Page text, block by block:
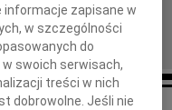
informacje zapisane w
w szczególności
do
swoich serwisach,
treści w nich
dobrowolne. Jeśli nie